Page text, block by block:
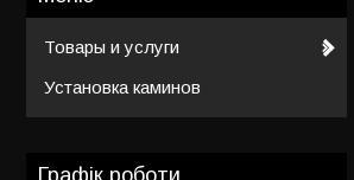
Товары и услуги
Установка каминов
Графік роботи